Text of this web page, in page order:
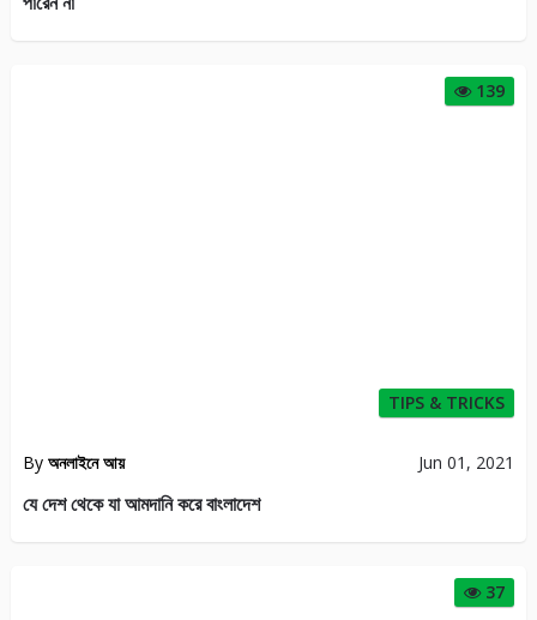
139
TIPS & TRICKS
By অনলাইনে আয় Jun 01, 2021
যে দেশ থেকে যা আমদানি করে বাংলাদেশ
37